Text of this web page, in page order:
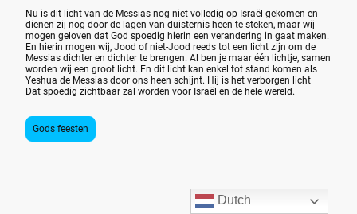
Nu is dit licht van de Messias nog niet volledig op Israël gekomen en
dienen zij nog door de lagen van duisternis heen te steken, maar wij
mogen geloven dat God spoedig hierin een verandering in gaat maken.
En hierin mogen wij, Jood of niet-Jood reeds tot een licht zijn om de
Messias dichter en dichter te brengen. Al ben je maar één lichtje, samen
worden wij een groot licht. En dit licht kan enkel tot stand komen als
Yeshua de Messias door ons heen schijnt. Hij is het verborgen licht
Dat spoedig zichtbaar zal worden voor Israël en de hele wereld.
Gods feesten
Dutch